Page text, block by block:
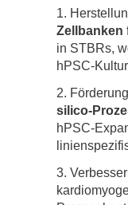
Zellbanken
in STBRs,
hPSC-
silico-
hPSC-